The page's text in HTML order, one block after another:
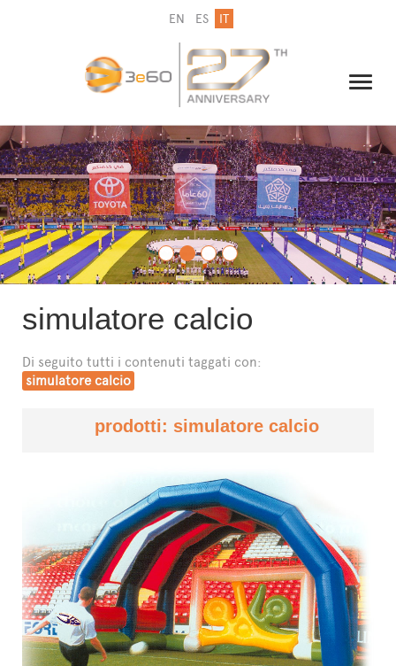
EN ES IT
IL GRUPPO
NEWSLETTER
CONTATTI
simulatore calcio
Di seguito tutti i contenuti taggati con:
simulatore calcio
prodotti: simulatore calcio